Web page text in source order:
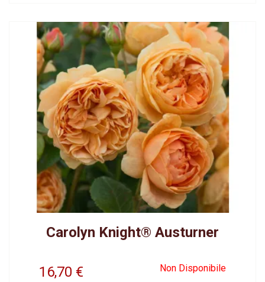
Carolyn Knight® Austurner
16,70 Non Disponibile
€